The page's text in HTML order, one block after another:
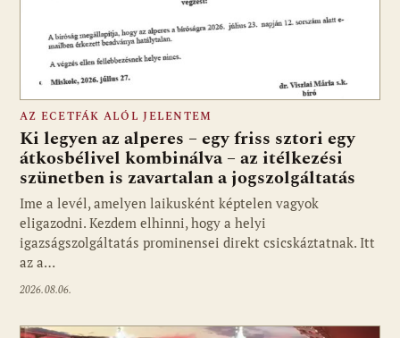
AZ ECETFÁK ALÓL JELENTEM
Ki legyen az alperes – egy friss sztori egy
átkosbélivel kombinálva – az itélkezési
szünetben is zavartalan a jogszolgáltatás
Ime a levél, amelyen laikusként képtelen vagyok
eligazodni. Kezdem elhinni, hogy a helyi
igazságszolgáltatás prominensei direkt csicskáztatnak. Itt
az a…
2026.08.06.